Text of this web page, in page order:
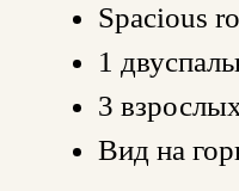
Spacious
1
3
Вид на